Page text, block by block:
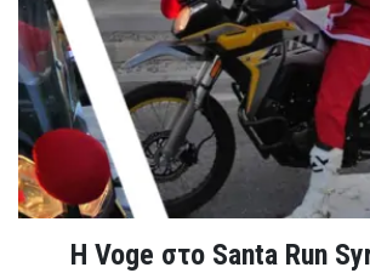
Η Voge στο Santa Run